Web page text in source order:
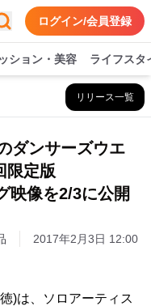
ログイン/会員登録
ション・美容 ライフスタ
リリース一覧
ダンサーズウエ
限定版
映像を2/3に公開
2017年2月3日 12:00
)は、ソロアーティス